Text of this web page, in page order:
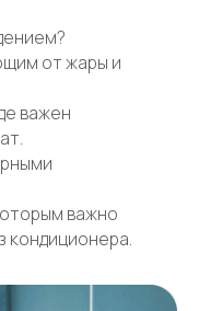
от жары и
важен
важно
кондиционера.